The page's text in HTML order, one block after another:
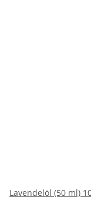
Lavendelöl (50 ml)